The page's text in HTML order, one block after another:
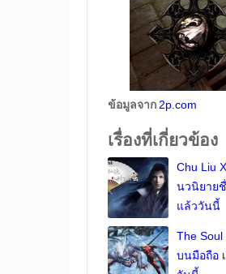
ข้อมูลจาก 2p.com
เรื่องที่เกี่ยวข้อง
Chu Liu
นวนิยาย
แล้ววันนี้
The
บนมือถือ